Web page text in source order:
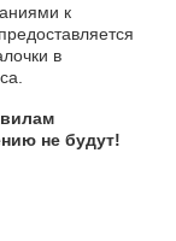
к
в
не будут!